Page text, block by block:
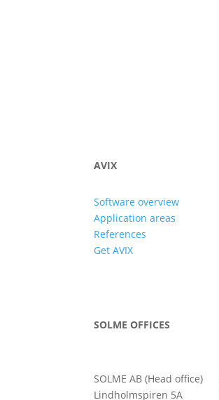
AVIX
Software overview
Application areas
References
Get AVIX
SOLME OFFICES
SOLME AB (Head office)
Lindholmspiren 5A